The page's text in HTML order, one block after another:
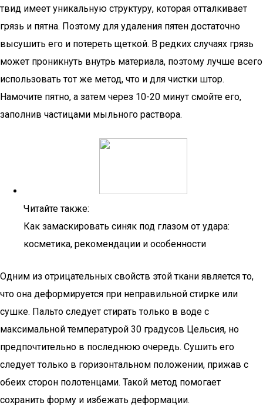
твид имеет уникальную структуру, которая отталкивает
грязь и пятна. Поэтому для удаления пятен достаточно
высушить его и потереть щеткой. В редких случаях грязь
может проникнуть внутрь материала, поэтому лучше всего
использовать тот же метод, что и для чистки штор.
Намочите пятно, а затем через 10-20 минут смойте его,
заполнив частицами мыльного раствора.
Читайте также:
Как замаскировать синяк под глазом от удара:
косметика, рекомендации и особенности
Одним из отрицательных свойств этой ткани является то,
что она деформируется при неправильной стирке или
сушке. Пальто следует стирать только в воде с
максимальной температурой 30 градусов Цельсия, но
предпочтительно в последнюю очередь. Сушить его
следует только в горизонтальном положении, прижав с
обеих сторон полотенцами. Такой метод помогает
сохранить форму и избежать деформации.